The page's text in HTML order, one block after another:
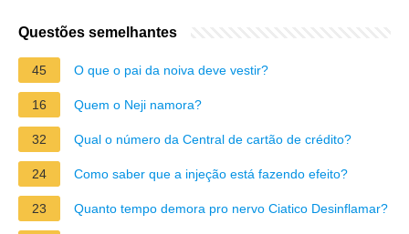
Questões semelhantes
45 O que o pai da noiva deve vestir?
16 Quem o Neji namora?
32 Qual o número da Central de cartão de crédito?
24 Como saber que a injeção está fazendo efeito?
23 Quanto tempo demora pro nervo Ciatico Desinflamar?